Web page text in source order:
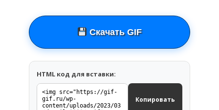
Скачать GIF
HTML код для вставки:
Копировать